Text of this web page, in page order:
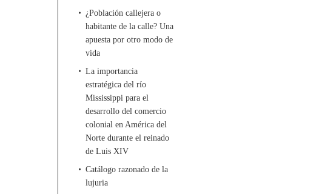
¿Población callejera o
habitante de la calle? Una
apuesta por otro modo de
vida
La importancia
estratégica del río
Mississippi para el
desarrollo del comercio
colonial en América del
Norte durante el reinado
de Luis XIV
Catálogo razonado de la
lujuria